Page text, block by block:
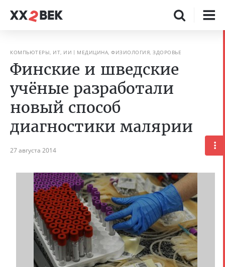
КОМПЬЮТЕРЫ, ИТ, ИИ МЕДИЦИНА, ФИЗИОЛОГИЯ, ЗДОРОВЬЕ
Финские и шведские
учёные разработали
новый способ
диагностики малярии
27 августа 2014